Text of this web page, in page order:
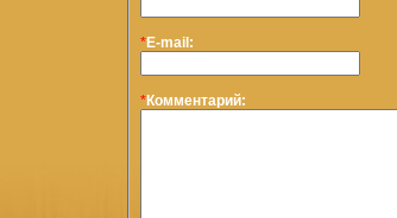
*E-mail:
*Комментарий: